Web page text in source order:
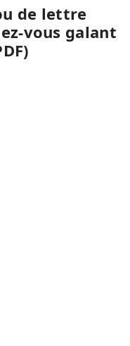
de lettre
vous galant